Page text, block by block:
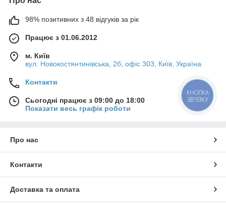
98% позитивних з 48 відгуків за рік
Працює з 01.06.2012
м. Київ
вул. Новокостянтинівська, 2б, офіс 303, Київ, Україна
Контакти
Сьогодні працює з 09:00 до 18:00
Показати весь графік роботи
Про нас
Контакти
Доставка та оплата
КНОПКА
ЗВ'ЯЗКУ